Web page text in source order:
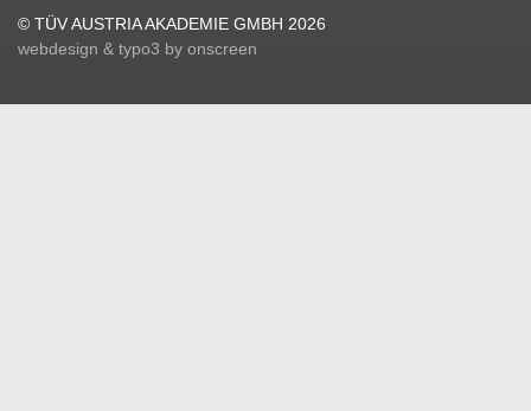
© TÜV AUSTRIA AKADEMIE GMBH 2026
webdesign & typo3 by onscreen